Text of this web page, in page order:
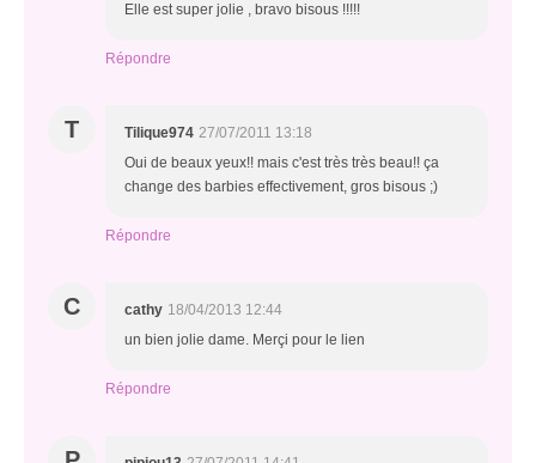
Elle est super jolie , bravo bisous !!!!!
Répondre
T Tilique974 27/07/2011 13:18
Oui de beaux yeux!! mais c'est très très beau!! ça
change des barbies effectivement, gros bisous ;)
Répondre
C cathy 18/04/2013 12:44
un bien jolie dame. Merçi pour le lien
Répondre